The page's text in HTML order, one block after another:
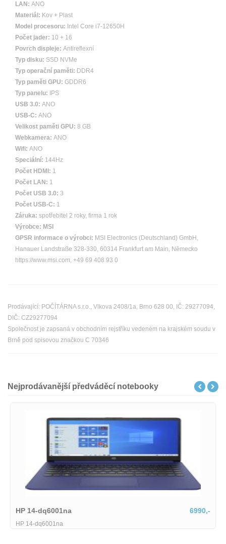
LAN: ANO
Materiál: Kov + Plast
Model procesoru: Intel Core i7-12650H
Počet jader: 10 + 16
Povrch displeje: Antireflexní
Typ disku: SSD NVMe
Typ operační paměti: DDR4
Typ paměti GPU: GDDR6
Typ panelu:
IPS
USB 3.0: ANO
USB-C: ANO
Velikost paměti GPU: 8 GB
Webkamera: ANO
Wifi: ANO
Speciální: 144Hz
Počet HDMI: 1
Počet LAN: 1
Počet USB 3.0: 3
Počet USB-C: 1
Záruka: spotřebitel 2 roky, firma 1 rok
Výrobce: MSI
GPSR informace o výrobci: MSI Electronics (Deutschland) GmbH,
Hanauer Landstraße 328-330, 60314 Frankfurt am Main, Německo
https://www.msi.com, +49 69 408 93 0
Prodávající: POČÍTÁRNA s.r.o., Vlkova 2408/1a, Brno 628 00, IČ: 29277094,
DIČ: CZ29277094
Společnost je zapsaná v obchodním rejstříku vedeném na krajském soudu v
Brně pod spisovou značkou C 70346
Nejprodávanější předváděcí notebooky
6990,- Lenovo IdeaPad Slim
Lenovo IdeaPad Slim 5 15ARP10-1745514